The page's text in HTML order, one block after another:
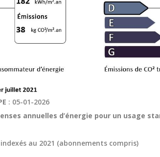
: 05-01-2026
annuelles d’énergie pour un usage
au 2021 (abonnements compris)